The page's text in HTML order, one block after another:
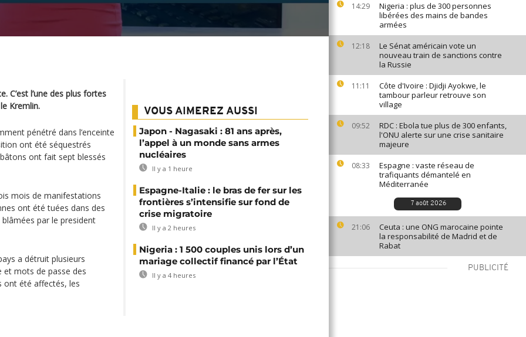
14:29
Nigeria : plus de 300 personnes
libérées des mains de bandes
armées
12:18
Le Sénat américain vote un
nouveau train de sanctions contre
la Russie
11:11
Côte d'Ivoire : Djidji Ayokwe, le
tambour parleur retrouve son
village
09:52
RDC : Ebola tue plus de 300 enfants,
l'ONU alerte sur une crise sanitaire
majeure
08:33
Espagne : vaste réseau de
trafiquants démantelé en
Méditerranée
7 août 2026
21:06
Ceuta : une ONG marocaine pointe
la responsabilité de Madrid et de
Rabat
PUBLICITÉ
C’est l’une des plus fortes
Kremlin.
pénétré dans l’enceinte
ont été séquestrés
ont fait sept blessés
mois de manifestations
ont été tuées dans des
par le president
a détruit plusieurs
et mots de passe des
ont été affectés, les
VOUS AIMEREZ AUSSI
Japon - Nagasaki : 81 ans après,
l’appel à un monde sans armes
nucléaires
Il y a 1 heure
Espagne-Italie : le bras de fer sur les
frontières s’intensifie sur fond de
crise migratoire
Il y a 2 heures
Nigeria : 1 500 couples unis lors d’un
mariage collectif financé par l’État
Il y a 4 heures